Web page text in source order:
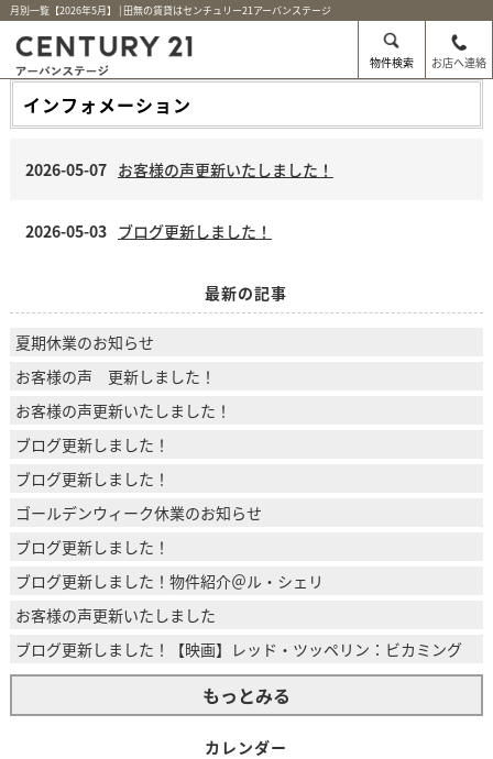
月別一覧【2026年5月】 | 田無の賃貸はセンチュリー21アーバンステージ
物件検索 お店へ連絡
インフォメーション
2026-05-07 お客様の声更新いたしました！
2026-05-03 ブログ更新しました！
最新の記事
夏期休業のお知らせ
お客様の声 更新しました！
お客様の声更新いたしました！
ブログ更新しました！
ブログ更新しました！
ゴールデンウィーク休業のお知らせ
ブログ更新しました！
ブログ更新しました！物件紹介＠ル・シェリ
お客様の声更新いたしました
ブログ更新しました！【映画】レッド・ツッペリン：ビカミング
もっとみる
カレンダー